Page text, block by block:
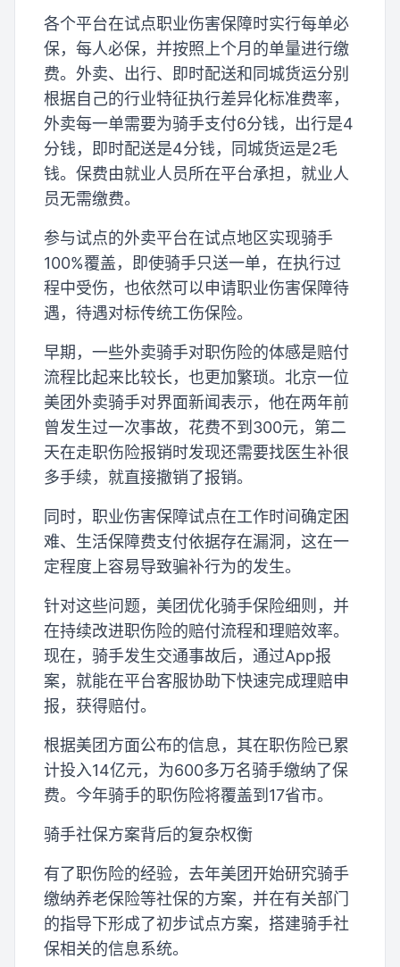
各个平台在试点职业伤害保障时实行每单必
保，每人必保，并按照上个月的单量进行缴
费。外卖、出行、即时配送和同城货运分别
根据自己的行业特征执行差异化标准费率，
外卖每一单需要为骑手支付6分钱，出行是4
分钱，即时配送是4分钱，同城货运是2毛
钱。保费由就业人员所在平台承担，就业人
员无需缴费。
参与试点的外卖平台在试点地区实现骑手
100%覆盖，即使骑手只送一单，在执行过
程中受伤，也依然可以申请职业伤害保障待
遇，待遇对标传统工伤保险。
早期，一些外卖骑手对职伤险的体感是赔付
流程比起来比较长，也更加繁琐。北京一位
美团外卖骑手对界面新闻表示，他在两年前
曾发生过一次事故，花费不到300元，第二
天在走职伤险报销时发现还需要找医生补很
多手续，就直接撤销了报销。
同时，职业伤害保障试点在工作时间确定困
难、生活保障费支付依据存在漏洞，这在一
定程度上容易导致骗补行为的发生。
针对这些问题，美团优化骑手保险细则，并
在持续改进职伤险的赔付流程和理赔效率。
现在，骑手发生交通事故后，通过App报
案，就能在平台客服协助下快速完成理赔申
报，获得赔付。
根据美团方面公布的信息，其在职伤险已累
计投入14亿元，为600多万名骑手缴纳了保
费。今年骑手的职伤险将覆盖到17省市。
骑手社保方案背后的复杂权衡
有了职伤险的经验，去年美团开始研究骑手
缴纳养老保险等社保的方案，并在有关部门
的指导下形成了初步试点方案，搭建骑手社
保相关的信息系统。